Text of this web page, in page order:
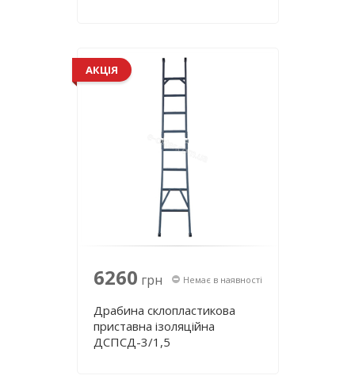
АКЦІЯ
6260 грн Немає в наявності
Драбина склопластикова
приставна ізоляційна
ДСПСД-3/1,5